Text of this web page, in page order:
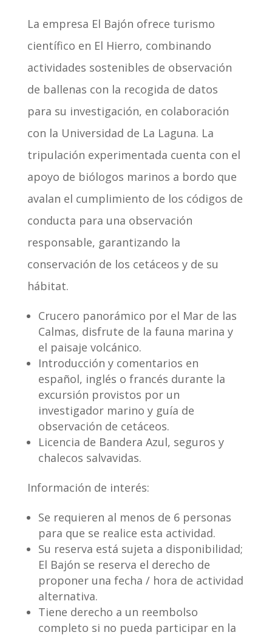
La empresa El Bajón ofrece turismo
científico en El Hierro, combinando
actividades sostenibles de observación
de ballenas con la recogida de datos
para su investigación, en colaboración
con la Universidad de La Laguna. La
tripulación experimentada cuenta con el
apoyo de biólogos marinos a bordo que
avalan el cumplimiento de los códigos de
conducta para una observación
responsable, garantizando la
conservación de los cetáceos y de su
hábitat.
Crucero panorámico por el Mar de las
Calmas, disfrute de la fauna marina y
el paisaje volcánico.
Introducción y comentarios en
español, inglés o francés durante la
excursión provistos por un
investigador marino y guía de
observación de cetáceos.
Licencia de Bandera Azul, seguros y
chalecos salvavidas.
Información de interés:
Se requieren al menos de 6 personas
para que se realice esta actividad.
Su reserva está sujeta a disponibilidad;
El Bajón se reserva el derecho de
proponer una fecha / hora de actividad
alternativa.
Tiene derecho a un reembolso
completo si no pueda participar en la